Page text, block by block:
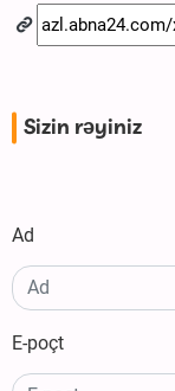
Sizin rəyiniz
Ad
E-poçt